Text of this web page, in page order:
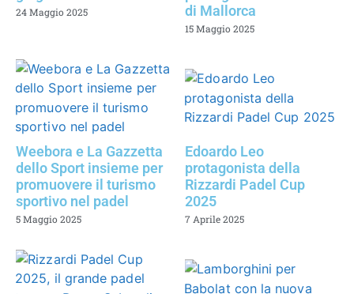
24 Maggio 2025
di Mallorca
15 Maggio 2025
Weebora e La Gazzetta
dello Sport insieme per
promuovere il turismo
sportivo nel padel
5 Maggio 2025
Edoardo Leo
protagonista della
Rizzardi Padel Cup
2025
7 Aprile 2025